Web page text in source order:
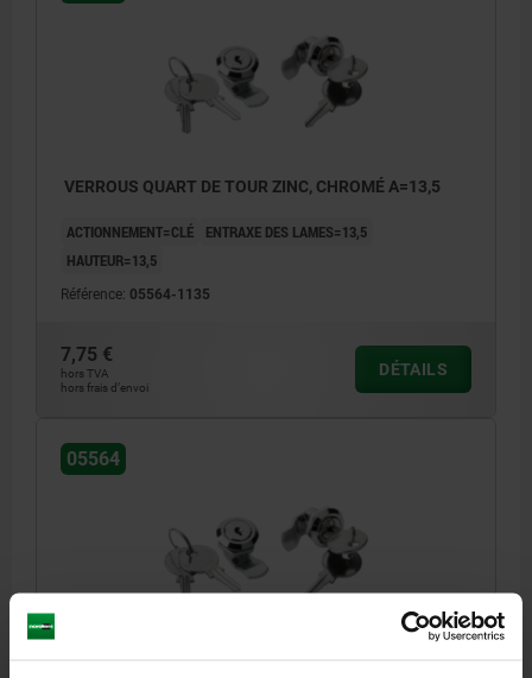
VERROUS QUART DE TOUR ZINC, CHROMÉ A=13,5
ACTIONNEMENT=CLÉ
ENTRAXE DES LAMES=13,5
HAUTEUR=13,5
Référence: 05564-1135
7,75 €
hors TVA
hors frais d’envoi
DÉTAILS
05564